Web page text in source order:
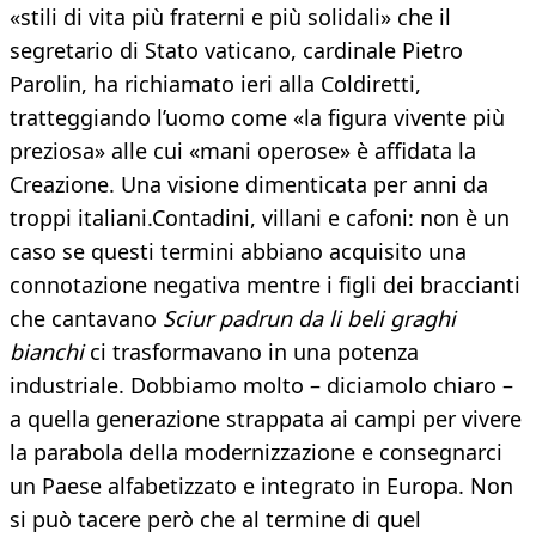
«stili di vita più fraterni e più solidali» che il
segretario di Stato vaticano, cardinale Pietro
Parolin, ha richiamato ieri alla Coldiretti,
tratteggiando l’uomo come «la figura vivente più
preziosa» alle cui «mani operose» è affidata la
Creazione. Una visione dimenticata per anni da
troppi italiani.Contadini, villani e cafoni: non è un
caso se questi termini abbiano acquisito una
connotazione negativa mentre i figli dei braccianti
che cantavano Sciur padrun da li beli graghi
bianchici trasformavano in una potenza
industriale. Dobbiamo molto – diciamolo chiaro –
a quella generazione strappata ai campi per vivere
la parabola della modernizzazione e consegnarci
un Paese alfabetizzato e integrato in Europa. Non
si può tacere però che al termine di quel